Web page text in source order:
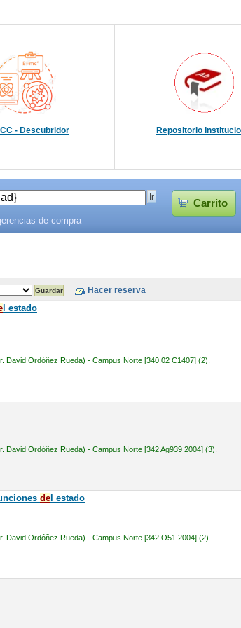
- Descubridor Repositorio
Carrito
de compra
l estado
David Ordóñez Rueda) - Campus Norte [340.02 C1407] (2).
David Ordóñez Rueda) - Campus Norte [342 Ag939 2004] (3).
del estado
David Ordóñez Rueda) - Campus Norte [342 O51 2004] (2).